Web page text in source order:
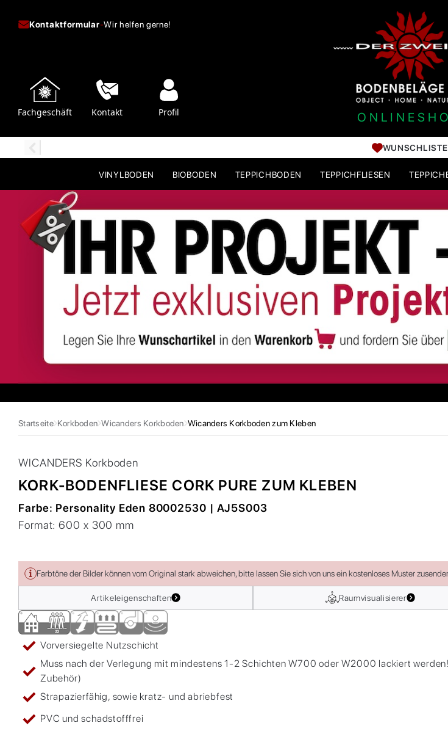
Kontaktformular-Wir helfen gerne!
Fachgeschäft Kontakt Profil
WUNSCHLISTE
VINYLBODEN BIOBODEN TEPPICHBODEN TEPPICHFLIESEN
Startseite Korkboden Wicanders Korkboden Wicanders Korkboden zum Kleben
WICANDERS Korkboden
KORK-BODENFLIESE CORK PURE ZUM KLEBEN
Farbe: Personality Eden 80002530 | AJ5S003
Format:600 x 300 mm
Farbtöne der Bilder können vom Original stark abweichen, bitte lassen Sie sich von uns ein kostenloses Muster
Artikeleigenschaften Raumvisualisierer
Vorversiegelte Nutzschicht
Muss nach der Verlegung mit mindestens 1-2 Schichten W700 oder W2000 lackiert
Zubehör)
Strapazierfähig, sowie kratz- und abriebfest
PVC und schadstofffrei